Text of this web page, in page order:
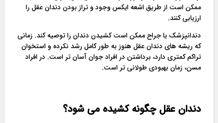
ممکن است از طریق اشعه ایکس وجود و تراز بودن دندان عقل را
ارزیابی کنند.
دندانپزشک یا جراح ممکن است کشیدن دندان را توصیه کند. زمانی
که ریشه های دندان عقل هنوز به طور کامل رشد نکرده و استخوان
تراکم کمتری دارد، برداشتن در افراد جوان آسان تر است. در افراد
مسن، زمان بهبودی طولانی تر است.
دندان عقل چگونه کشیده می شود؟